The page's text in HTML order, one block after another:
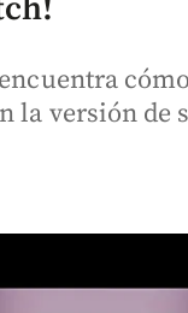
la versión de